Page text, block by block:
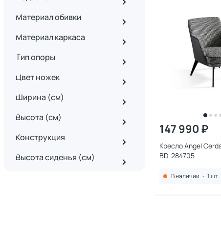
Материал обивки
Материал каркаса
Тип опоры
Цвет ножек
Ширина (см)
Высота (см)
Конструкция
Высота сиденья (см)
147 990 ₽
Кресло Angel
BD-284705
В наличии • 1 шт.